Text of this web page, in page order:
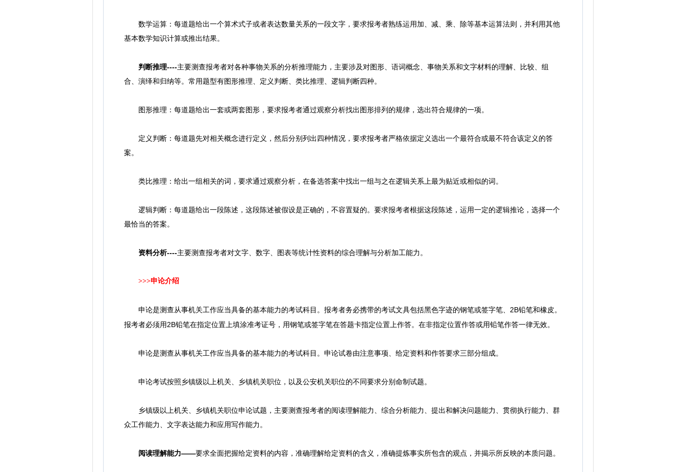
数学运算：每道题给出一个算术式子或者表达数量关系的一段文字，要求报考者熟练运用加、减、乘、除等基本运算法则，并利用其他
基本数学知识计算或推出结果。
判断推理----主要测查报考者对各种事物关系的分析推理能力，主要涉及对图形、语词概念、事物关系和文字材料的理解、比较、组
合、演绎和归纳等。常用题型有图形推理、定义判断、类比推理、逻辑判断四种。
图形推理：每道题给出一套或两套图形，要求报考者通过观察分析找出图形排列的规律，选出符合规律的一项。
定义判断：每道题先对相关概念进行定义，然后分别列出四种情况，要求报考者严格依据定义选出一个最符合或最不符合该定义的答
案。
类比推理：给出一组相关的词，要求通过观察分析，在备选答案中找出一组与之在逻辑关系上最为贴近或相似的词。
逻辑判断：每道题给出一段陈述，这段陈述被假设是正确的，不容置疑的。要求报考者根据这段陈述，运用一定的逻辑推论，选择一个
最恰当的答案。
资料分析----主要测查报考者对文字、数字、图表等统计性资料的综合理解与分析加工能力。
>>>申论介绍
申论是测查从事机关工作应当具备的基本能力的考试科目。 报考者务必携带的考试文具包括黑色字迹的钢笔或签字笔、2B铅笔和橡皮。
报考者必须用2B铅笔在指定位置上填涂准考证号，用钢笔或签字笔在答题卡指定位置上作答。在非指定位置作答或用铅笔作答一律无效。
申论是测查从事机关工作应当具备的基本能力的考试科目。申论试卷由注意事项、给定资料和作答要求三部分组成。
申论考试按照乡镇级以上机关、乡镇机关职位，以及公安机关职位的不同要求分别命制试题。
乡镇级以上机关、乡镇机关职位申论试题，主要测查报考者的阅读理解能力、综合分析能力、提出和解决问题能力、贯彻执行能力、群
众工作能力、文字表达能力和应用写作能力。
阅读理解能力——要求全面把握给定资料的内容，准确理解给定资料的含义，准确提炼事实所包含的观点，并揭示所反映的本质问题。